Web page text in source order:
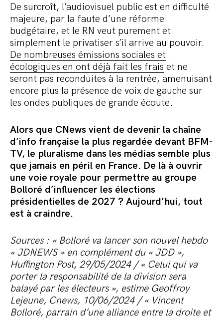
De surcroît, l’audiovisuel public est en difficulté
majeure, par la faute d’une réforme
budgétaire, et le RN veut purement et
simplement le privatiser s’il arrive au pouvoir.
De nombreuses émissions sociales et
écologiques en ont déjà fait les frais et ne
seront pas reconduites à la rentrée, amenuisant
encore plus la présence de voix de gauche sur
les ondes publiques de grande écoute.
Alors que CNews vient de devenir la chaîne
d’info française la plus regardée devant BFM-
TV, le pluralisme dans les médias semble plus
que jamais en péril en France. De là à ouvrir
une voie royale pour permettre au groupe
Bolloré d’influencer les élections
présidentielles de 2027 ? Aujourd’hui, tout
est à craindre.
Sources : « Bolloré va lancer son nouvel hebdo
« JDNEWS » en complément du « JDD »,
Huffington Post, 29/05/2024 / « Celui qui va
porter la responsabilité de la division sera
balayé par les électeurs », estime Geoffroy
Lejeune, Cnews, 10/06/2024 / « Vincent
Bolloré, parrain d’une alliance entre la droite et